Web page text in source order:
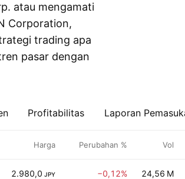
atau mengamati
Corporation,
trading apa
pasar dengan
Profitabilitas Laporan
Harga Perubahan % Vol
2.980,0 JPY −0,12% 24,56 M